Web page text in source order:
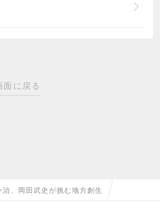
面に戻る
治、岡田武史が挑む地方創生